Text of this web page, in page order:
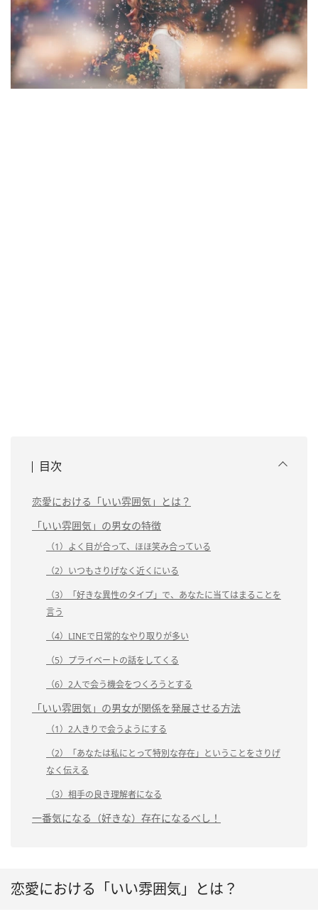
目次
恋愛における「いい雰囲気」とは？
「いい雰囲気」の男女の特徴
（1）よく目が合って、ほほ笑み合っている
（2）いつもさりげなく近くにいる
（3）「好きな異性のタイプ」で、あなたに当てはまることを
言う
（4）LINEで日常的なやり取りが多い
（5）プライベートの話をしてくる
（6）2人で会う機会をつくろうとする
「いい雰囲気」の男女が関係を発展させる方法
（1）2人きりで会うようにする
（2）「あなたは私にとって特別な存在」ということをさりげ
なく伝える
（3）相手の良き理解者になる
一番気になる（好きな）存在になるべし！
恋愛における「いい雰囲気」とは？